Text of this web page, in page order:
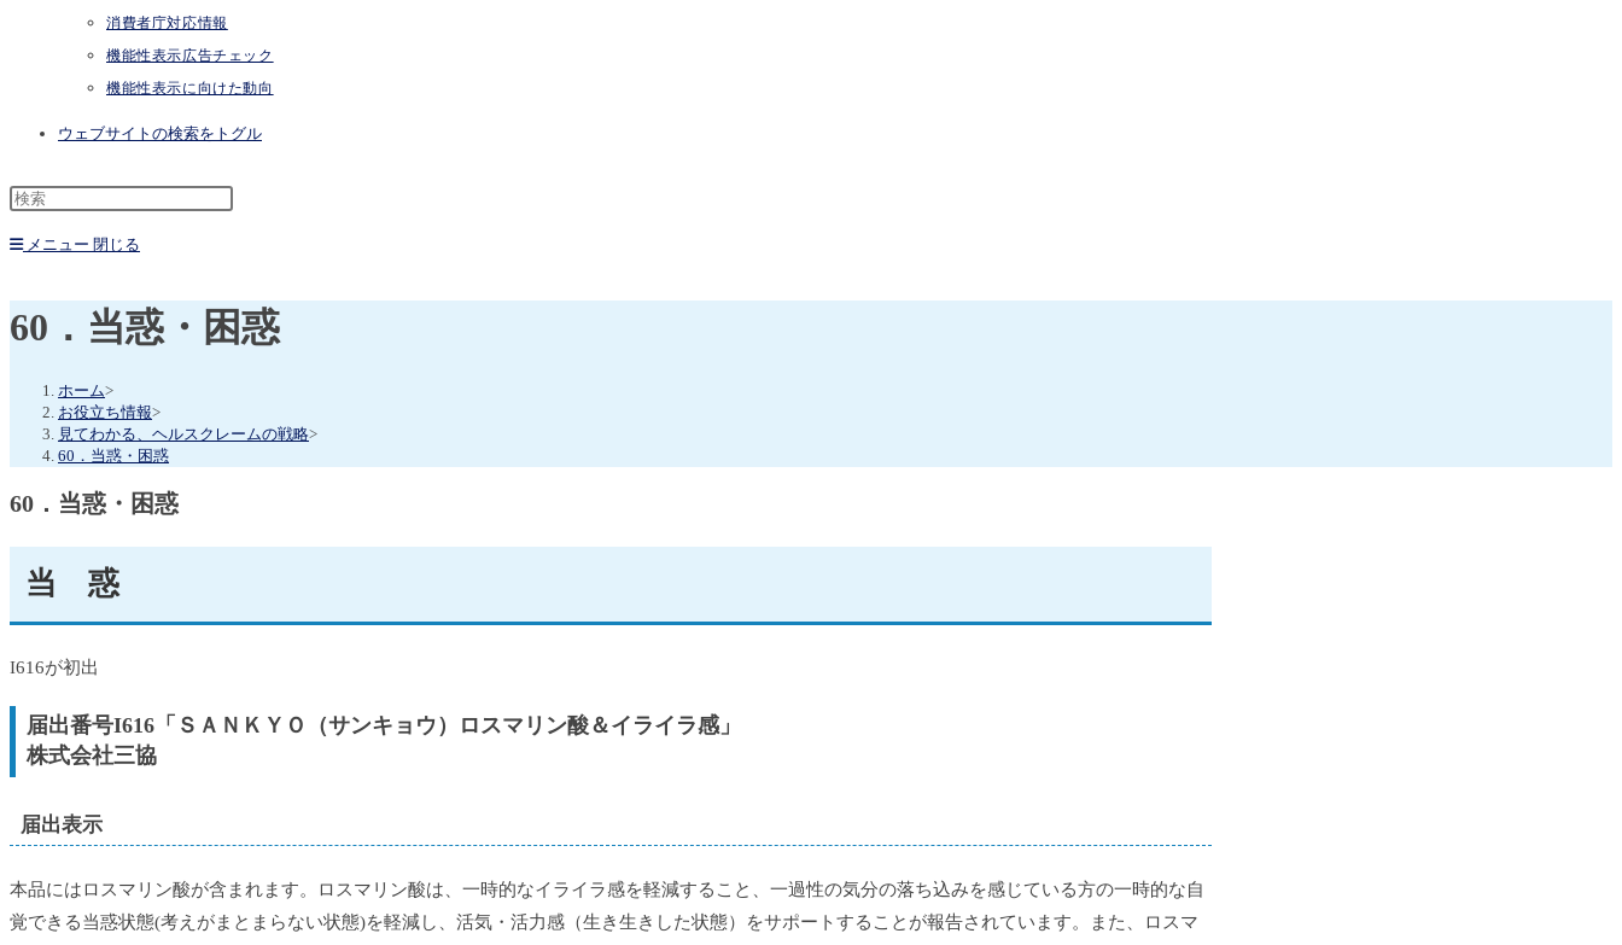
消費者庁対応情報
機能性表示広告チェック
機能性表示に向けた動向
ウェブサイトの検索をトグル
メニュー 閉じる
60．当惑・困惑
ホーム>
お役立ち情報>
見てわかる、ヘルスクレームの戦略>
60．当惑・困惑
60．当惑・困惑
当 惑
I616が初出
届出番号I616「ＳＡＮＫＹＯ（サンキョウ）ロスマリン酸＆イライラ感」
株式会社三協
届出表示
本品にはロスマリン酸が含まれます。ロスマリン酸は、一時的なイライラ感を軽減すること、一過性の気分の落ち込みを感じている方の一時的な自
覚できる当惑状態(考えがまとまらない状態)を軽減し、活気・活力感（生き生きした状態）をサポートすることが報告されています。また、ロスマ